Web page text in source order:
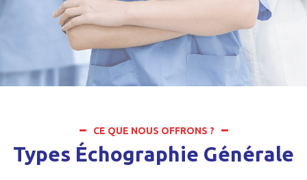
CE QUE NOUS OFFRONS ?
Types Échographie Générale